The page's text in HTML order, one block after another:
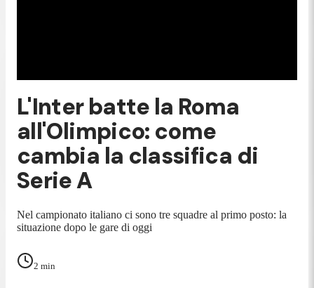
L'Inter batte la Roma
all'Olimpico: come
cambia la classifica di
Serie A
Nel campionato italiano ci sono tre squadre al primo posto: la
situazione dopo le gare di oggi
2 min